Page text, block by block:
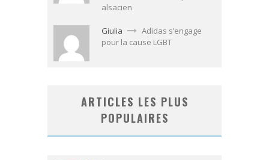
alsacien
Giulia
Adidas s’engage
pour la cause LGBT
ARTICLES LES PLUS
POPULAIRES